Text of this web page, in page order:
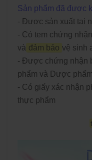
Sản phẩm đã được
- Được sản xuất tại
- Có tem chứng
và đảm bảo vệ sinh
- Được chứng nhận
phẩm và Dược phẩm
- Có giấy xác nhận
thực phẩm